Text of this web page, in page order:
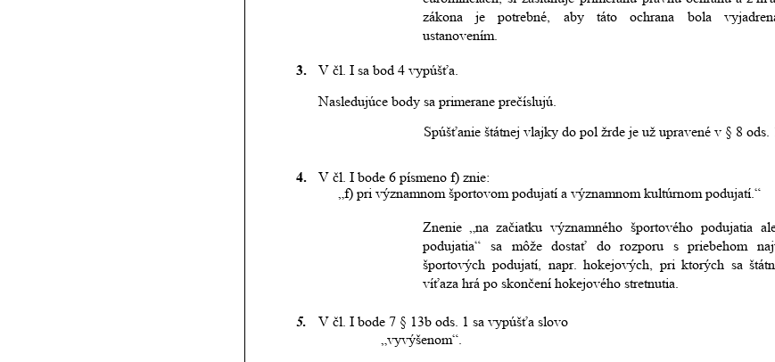
zákona
je potrebné, aby táto ochrana bola
ustanovením.
3. V čl. I sa bod 4 vypúšťa.
Nasledujúce body sa primerane prečíslujú.
Spúšťanie štátnej vlajky do pol žrde je už upravené v § 8 ods.
4.
V čl. I bode 6 písmeno f) znie:
„f) pri významnom športovom podujatí a významnom kultúrnom podujatí.“
Znenie „na začiatku významného športového podujatia
podujatia“
sa môže dostať do rozporu s priebehom
športových podujatí, napr. hokejových, pri ktorých sa
víťaza hrá po skončení hokejového stretnutia.
5.
V čl. I bode 7 § 13b ods. 1 sa vypúšťa slovo
„vyvýšenom“.